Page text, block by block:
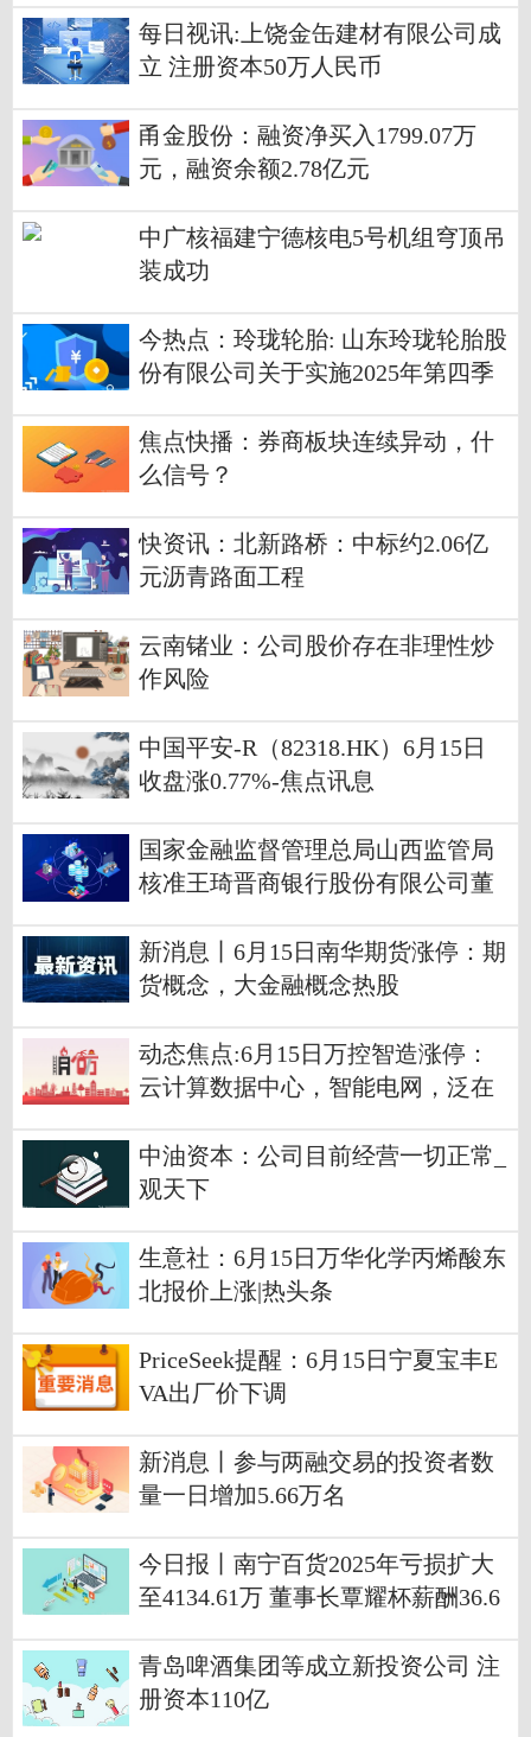
每日视讯:上饶金缶建材有限公司成
立 注册资本50万人民币
甬金股份：融资净买入1799.07万
元，融资余额2.78亿元
中广核福建宁德核电5号机组穹顶吊
装成功
今热点：玲珑轮胎: 山东玲珑轮胎股
份有限公司关于实施2025年第四季
限的公告
焦点快播：券商板块连续异动，什
么信号？
快资讯：北新路桥：中标约2.06亿
元沥青路面工程
云南锗业：公司股价存在非理性炒
作风险
中国平安-R（82318.HK）6月15日
收盘涨0.77%-焦点讯息
国家金融监督管理总局山西监管局
核准王琦晋商银行股份有限公司董
新消息丨6月15日南华期货涨停：期
货概念，大金融概念热股
动态焦点:6月15日万控智造涨停：
云计算数据中心，智能电网，泛在
中油资本：公司目前经营一切正常_
观天下
生意社：6月15日万华化学丙烯酸东
北报价上涨|热头条
PriceSeek提醒：6月15日宁夏宝丰E
VA出厂价下调
新消息丨参与两融交易的投资者数
量一日增加5.66万名
今日报丨南宁百货2025年亏损扩大
至4134.61万 董事长覃耀杯薪酬36.6
青岛啤酒集团等成立新投资公司 注
册资本110亿